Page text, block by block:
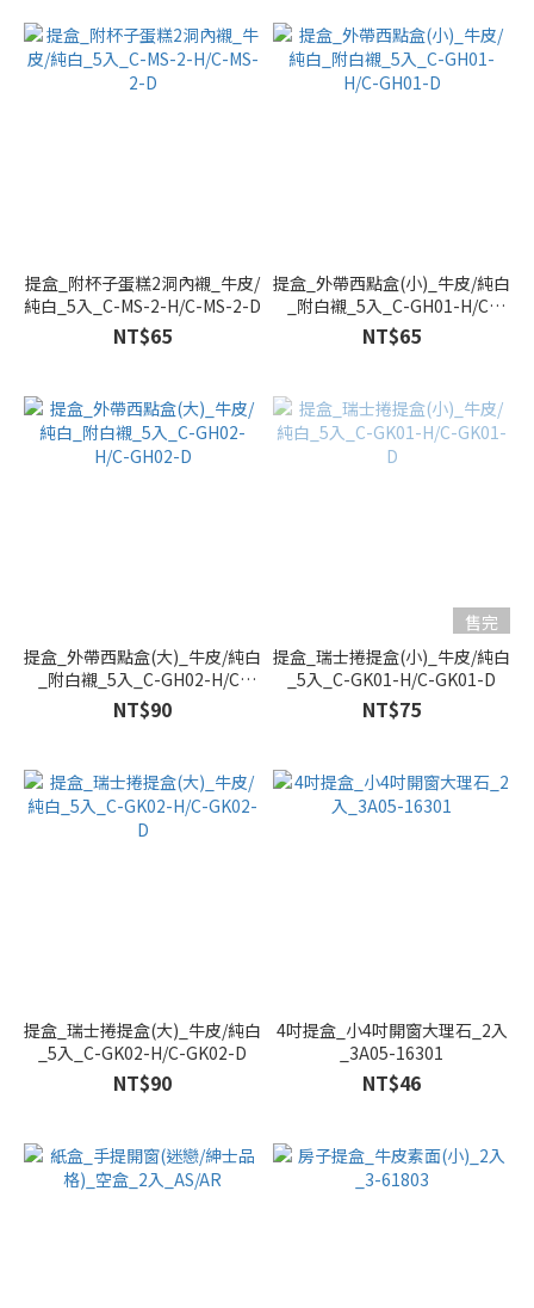
提盒_附杯子蛋糕2洞內襯_牛皮/
純白_5入_C-MS-2-H/C-MS-2-D
NT$65
提盒_外帶西點盒(小)_牛皮/純白
_附白襯_5入_C-GH01-H/C-
GH01-D
NT$65
提盒_外帶西點盒(大)_牛皮/純白
_附白襯_5入_C-GH02-H/C-
GH02-D
NT$90
售完
提盒_瑞士捲提盒(小)_牛皮/純白
_5入_C-GK01-H/C-GK01-D
NT$75
提盒_瑞士捲提盒(大)_牛皮/純白
_5入_C-GK02-H/C-GK02-D
NT$90
4吋提盒_小4吋開窗大理石_2入
_3A05-16301
NT$46